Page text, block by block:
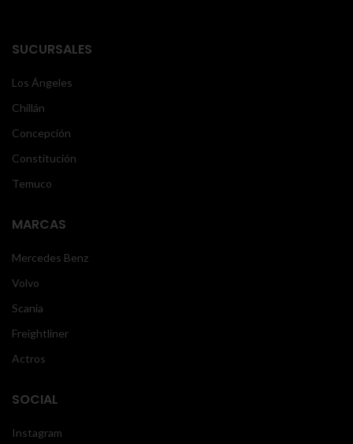
SUCURSALES
Los Ángeles
Chillán
Concepción
Constitución
Temuco
MARCAS
Mercedes Benz
Volvo
Scania
Freightliner
Actros
SOCIAL
Instagram